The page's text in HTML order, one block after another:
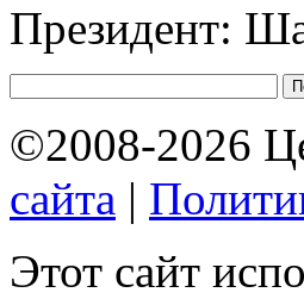
Президент:
©2008-2026
сайта |
Этот сайт